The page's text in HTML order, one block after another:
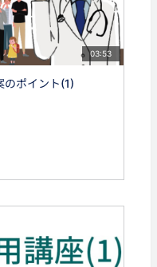
03:53
のポイント(1)